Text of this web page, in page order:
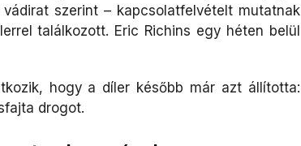
szerint – kapcsolatfelvételt mutatnak
találkozott. Eric Richins egy héten belül
hogy a díler később már azt állította:
drogot.